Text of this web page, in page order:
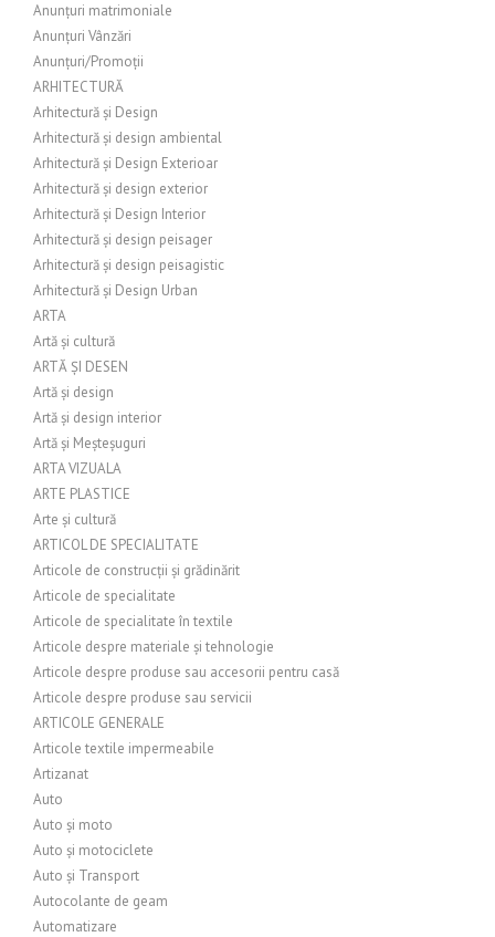
Anunțuri matrimoniale
Anunțuri Vânzări
Anunțuri/Promoții
ARHITECTURĂ
Arhitectură și Design
Arhitectură și design ambiental
Arhitectură și Design Exterioar
Arhitectură și design exterior
Arhitectură și Design Interior
Arhitectură și design peisager
Arhitectură și design peisagistic
Arhitectură și Design Urban
ARTA
Artă și cultură
ARTĂ ȘI DESEN
Artă și design
Artă și design interior
Artă și Meșteșuguri
ARTA VIZUALA
ARTE PLASTICE
Arte și cultură
ARTICOL DE SPECIALITATE
Articole de construcții și grădinărit
Articole de specialitate
Articole de specialitate în textile
Articole despre materiale și tehnologie
Articole despre produse sau accesorii pentru casă
Articole despre produse sau servicii
ARTICOLE GENERALE
Articole textile impermeabile
Artizanat
Auto
Auto și moto
Auto și motociclete
Auto și Transport
Autocolante de geam
Automatizare